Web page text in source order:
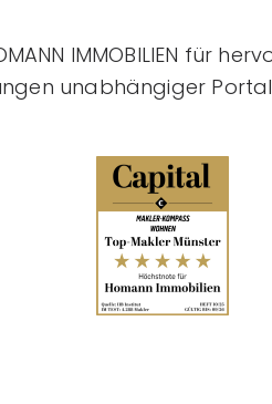
IMMOBILIEN für
unabhängiger